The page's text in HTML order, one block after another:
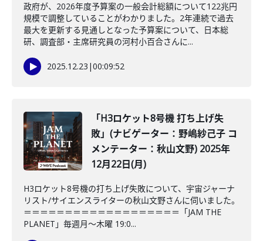
政府が、2026年度予算案の一般会計総額について122兆円
規模で調整していることがわかりました。2年連続で過去
最大を更新する見通しとなった予算案について、日本総
研、調査部・主席研究員の河村小百合さんに...
2025.12.23 |00:09:52
「H3ロケット8号機 打ち上げ失
敗」(ナビゲーター：野嶋紗己子 コ
メンテーター：秋山文野) 2025年
12月22日(月)
H3ロケット8号機の打ち上げ失敗について、宇宙ジャーナ
リスト/サイエンスライターの秋山文野さんに伺いました。
＝＝＝＝＝＝＝＝＝＝＝＝＝＝＝＝＝＝＝「JAM THE
PLANET」毎週月～木曜 19:0...